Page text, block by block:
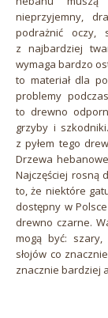
nieprzyjemny,
podrażnić oczy,
z najbardziej
wymaga bardzo
to materiał dla
problemy
to drewno
grzyby i
z pyłem tego
Drzewa
Najczęściej rosną
to, że niektóre
dostępny w
drewno czarne.
mogą być:
słojów co
znacznie bardziej